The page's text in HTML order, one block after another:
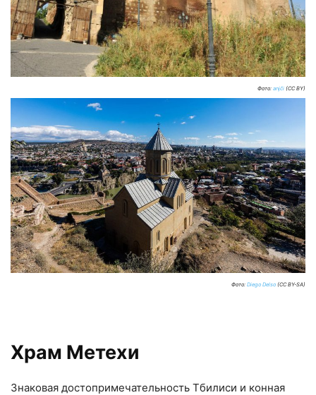
Фото: anjči (CC BY)
Фото: Diego Delso (CC BY-SA)
Храм Метехи
Знаковая достопримечательность Тбилиси и конная